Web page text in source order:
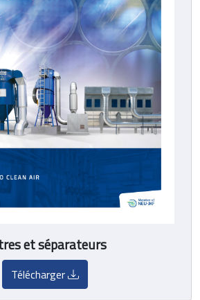
et séparateurs
Télécharger